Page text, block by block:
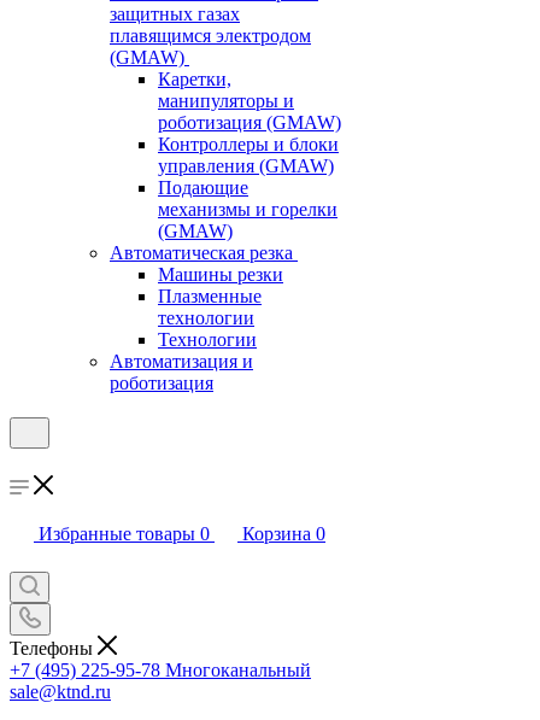
защитных газах
плавящимся электродом
(GMAW)
Каретки,
манипуляторы и
роботизация (GMAW)
Контроллеры и блоки
управления (GMAW)
Подающие
механизмы и горелки
(GMAW)
Автоматическая резка
Машины резки
Плазменные
технологии
Технологии
Автоматизация и
роботизация
Избранные товары 0 Корзина 0
Телефоны
+7 (495) 225-95-78 Многоканальный
sale@ktnd.ru